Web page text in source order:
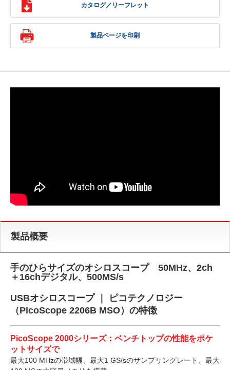
カタログ／リーフレット
製品ページを印刷
製品概要
手のひらサイズのオシロスコープ 50MHz、2ch
＋16chデジタル、500MS/s
USBオシロスコープ ｜ ピコテクノロジー
（PicoScope 2206B MSO）の特徴
PicoScope 2000シリーズ：ベンチトップの性能をポケ
ットサイズで
最大100 MHzの帯域幅、最大1 GS/sのサンプリングレート、最大